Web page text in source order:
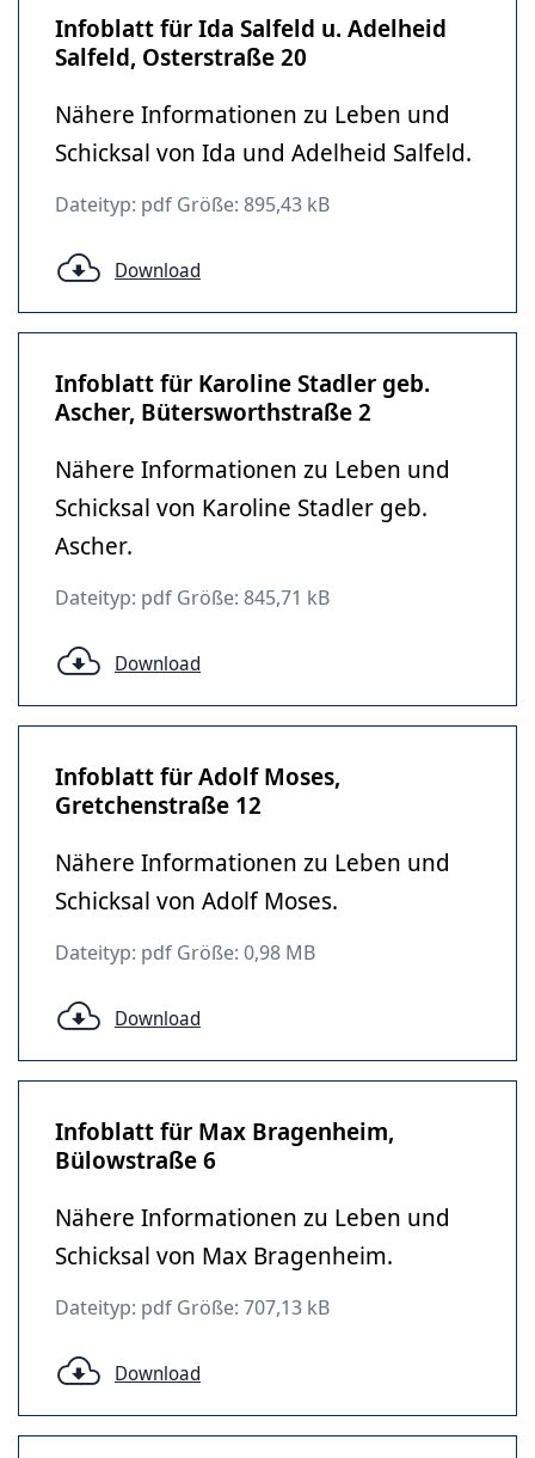
Infoblatt für Ida Salfeld u. Adelheid
Salfeld, Osterstraße 20
Nähere Informationen zu Leben und
Schicksal von Ida und Adelheid Salfeld.
Dateityp: pdf Größe: 895,43 kB
Download
Infoblatt für Karoline Stadler geb.
Ascher, Bütersworthstraße 2
Nähere Informationen zu Leben und
Schicksal von Karoline Stadler geb.
Ascher.
Dateityp: pdf Größe: 845,71 kB
Download
Infoblatt für Adolf Moses,
Gretchenstraße 12
Nähere Informationen zu Leben und
Schicksal von Adolf Moses.
Dateityp: pdf Größe: 0,98 MB
Download
Infoblatt für Max Bragenheim,
Bülowstraße 6
Nähere Informationen zu Leben und
Schicksal von Max Bragenheim.
Dateityp: pdf Größe: 707,13 kB
Download